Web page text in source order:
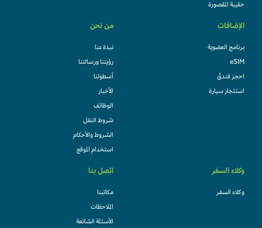
حقيبة المقصورة
الإضافات
برنامج العضوية
eSIM
احجز فندقً
استئجار سيارة
من نحن
نبذة عنا
رؤيتنا ورسالتنا
أسطولنا
الأخبار
الوظائف
شروط النقل
الشروط والأحكام
استخدام الموقع
وكلاء السفر
وكلاء السفر
اتصل بنا
مكاتبنا
الملاحظات
الأسئلة الشائعة